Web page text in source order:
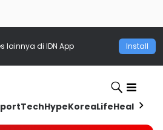
lainnya di IDN App Install
TechHypeKoreaLifeHealth